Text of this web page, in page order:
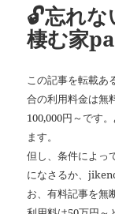
🔓忘れ
棲む家
この記事を転載あ
合の利用料金は無
100,000円～です
ます。
但し、条件によっ
になさるか、
お、有料記事を無